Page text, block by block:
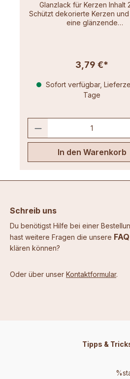
Glanzlack für Kerzen Inhalt
Schützt dekorierte Kerzen
eine glänzende
3,79 €*
Sofort verfügbar,
Tage
In den Warenkorb
Schreib uns
Du benötigst Hilfe bei einer
hast weitere Fragen die unsere FAQ
klären können?
Oder über unser Kontaktformular.
Tipps &